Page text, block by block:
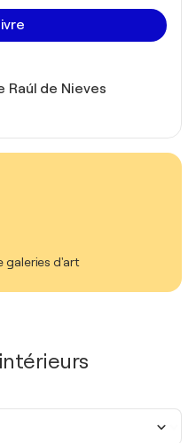
de Nieves
galeries d'art